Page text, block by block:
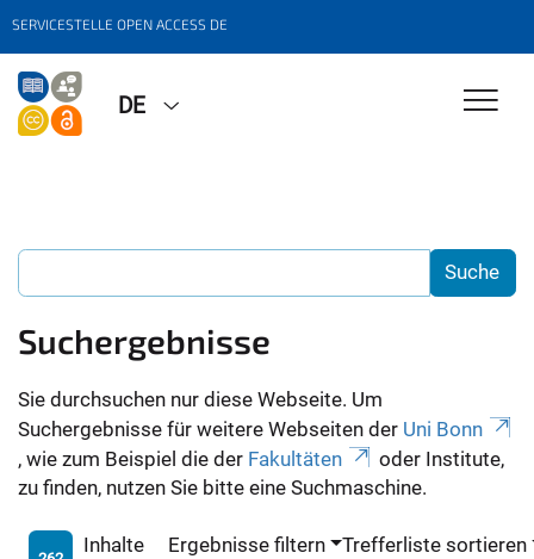
SERVICESTELLE OPEN ACCESS DE
DE
Suchergebnisse
Sie durchsuchen nur diese Webseite. Um
Suchergebnisse für weitere Webseiten der Uni Bonn
, wie zum Beispiel die der Fakultäten
oder Institute,
zu finden, nutzen Sie bitte eine Suchmaschine.
Inhalte
Ergebnisse filtern Trefferliste sortieren